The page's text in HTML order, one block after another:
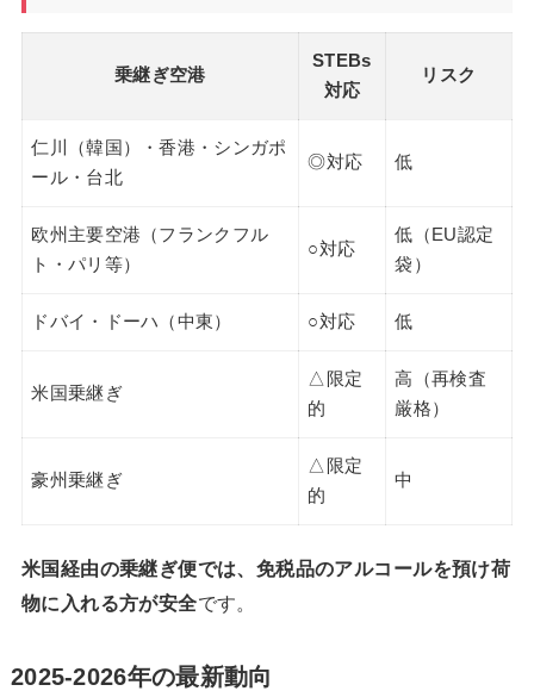
乗継ぎ空港
STEBs
対応
リスク
仁川（韓国）・香港・シンガポ
ール・台北
◎対応 低
欧州主要空港（フランクフル
ト・パリ等）
○対応
低（EU認定
袋）
ドバイ・ドーハ（中東） ○対応 低
米国乗継ぎ
△限定
的
高（再検査
厳格）
豪州乗継ぎ
△限定
的
中
米国経由の乗継ぎ便では、免税品のアルコールを預け荷
物に入れる方が安全です。
2025-2026年の最新動向